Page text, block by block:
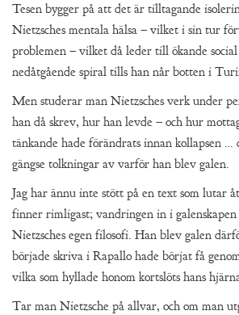
Tesen bygger på att det är tilltagande
Nietzsches mentala hälsa – vilket i sin tur
problemen – vilket då leder till ökande
nedåtgående spiral tills han når botten i
Men studerar man Nietzsches verk under
han då skrev, hur han levde – och hur
tänkande hade förändrats innan kollapsen …
gängse tolkningar av varför han blev galen.
Jag har ännu inte stött på en text som lutar
finner rimligast; vandringen in i
Nietzsches egen filosofi. Han blev galen
började skriva i Rapallo hade börjat få
vilka som hyllade honom kortslöts hans
Tar man Nietzsche på allvar, och om man